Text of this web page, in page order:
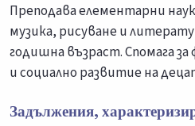
Преподава елементарни
музика, рисуване и
годишна възраст. Спомага
и социално развитие на
Задължения,